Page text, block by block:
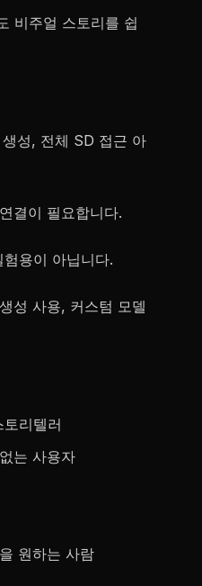
비주얼 스토리를 쉽
성, 전체 SD 접근 아
결이 필요합니다.
용이 아닙니다.
성 사용, 커스텀 모델
리텔러
는 사용자
원하는 사람